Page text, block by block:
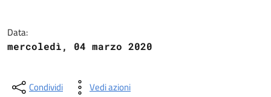
Data:
mercoledì, 04 marzo 2020
Condividi Vedi azioni